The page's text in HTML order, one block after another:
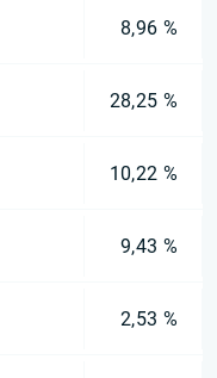
8,96 %
28,25 %
10,22 %
9,43 %
2,53 %